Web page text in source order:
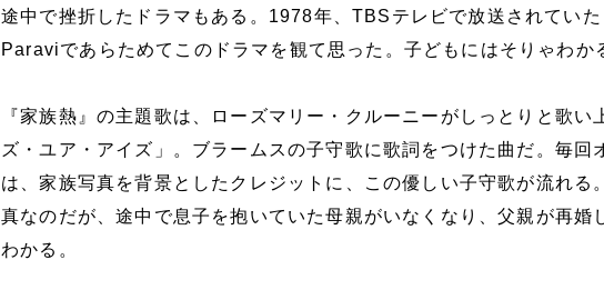
途中で挫折したドラマもある。1978年、TBSテレビで放送されていた
Paraviであらためてこのドラマを観て思った。子どもにはそりゃわか
『家族熱』の主題歌は、ローズマリー・クルーニーがしっとりと歌い
ズ・ユア・アイズ」。ブラームスの子守歌に歌詞をつけた曲だ。毎回
は、家族写真を背景としたクレジットに、この優しい子守歌が流れる
真なのだが、途中で息子を抱いていた母親がいなくなり、父親が再婚
わかる。